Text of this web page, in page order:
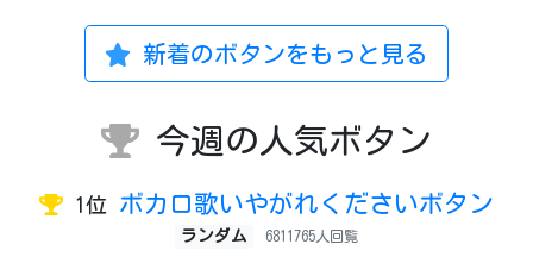
新着のボタンをもっと見る
今週の人気ボタン
1位 ボカロ歌いやがれくださいボタン
ランダム 6811765人回覧